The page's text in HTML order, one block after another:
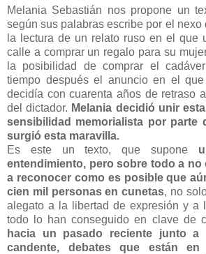
Melania Sebastián nos propone un
según sus palabras escribe por el nexo
la lectura de un relato ruso en el que
calle a comprar un regalo para su
la posibilidad de comprar el
tiempo después el anuncio en el
decidía con cuarenta años de retraso
del dictador. Melania decidió unir
sensibilidad memorialista por parte
surgió esta maravilla.
Es este un texto, que supone
entendimiento, pero sobre todo a no
a reconocer como es posible que
cien mil personas en cunetas, no
alegato a la libertad de expresión y a
todo lo han conseguido en clave de
hacia un pasado reciente junto a
candente, debates que están